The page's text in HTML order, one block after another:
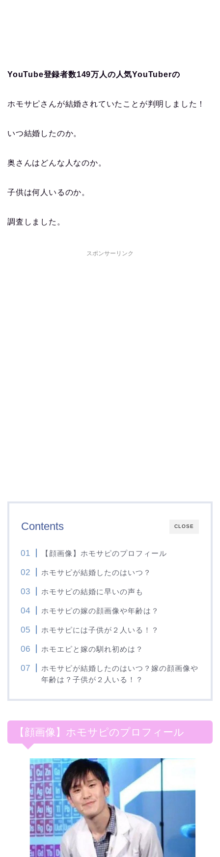
YouTube登録者数149万人の人気YouTuberの
ホモサピさんが結婚されていたことが判明しました！
いつ結婚したのか。
奥さんはどんな人なのか。
子供は何人いるのか。
調査しました。
スポンサーリンク
CLOSE
Contents
【顔画像】ホモサピのプロフィール
ホモサピが結婚したのはいつ？
ホモサピの結婚に早いの声も
ホモサピの嫁の顔画像や年齢は？
ホモサピには子供が２人いる！？
ホモエピと嫁の馴れ初めは？
ホモサピが結婚したのはいつ？嫁の顔画像や
年齢は？子供が２人いる！？
【顔画像】ホモサピのプロフィール